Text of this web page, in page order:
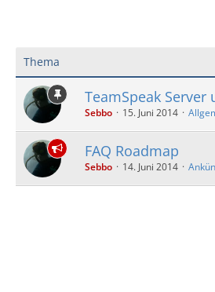
Thema
TeamSpeak Server
Sebbo 15. Juni 2014
FAQ Roadmap
Sebbo 14. Juni 2014